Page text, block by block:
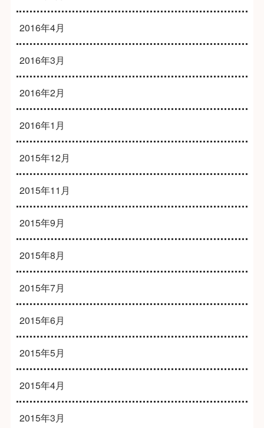
2016年4月
2016年3月
2016年2月
2016年1月
2015年12月
2015年11月
2015年9月
2015年8月
2015年7月
2015年6月
2015年5月
2015年4月
2015年3月